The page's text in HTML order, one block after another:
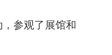
参观了展馆和